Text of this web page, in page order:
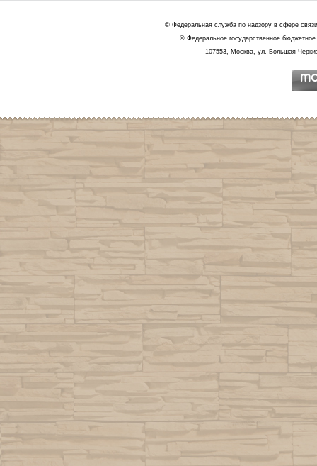
© Федеральная служба по надзору в сфере
© Федеральное государственное
107553, Москва, ул. Большая